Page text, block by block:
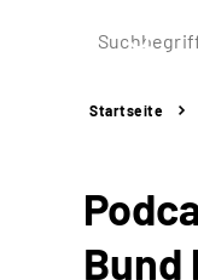
Startseite